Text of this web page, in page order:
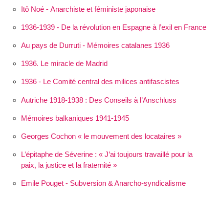
Itô Noé - Anarchiste et féministe japonaise
1936-1939 - De la révolution en Espagne à l’exil en France
Au pays de Durruti - Mémoires catalanes 1936
1936. Le miracle de Madrid
1936 - Le Comité central des milices antifascistes
Autriche 1918-1938 : Des Conseils à l’Anschluss
Mémoires balkaniques 1941-1945
Georges Cochon « le mouvement des locataires »
L’épitaphe de Séverine :
J’ai toujours travaillé pour la
paix, la justice et la fraternité
Emile Pouget - Subversion & Anarcho-syndicalisme